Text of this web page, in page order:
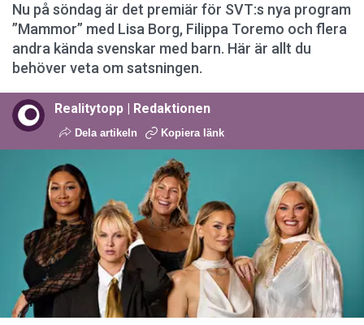
Nu på söndag är det premiär för SVT:s nya program
”Mammor” med Lisa Borg, Filippa Toremo och flera
andra kända svenskar med barn. Här är allt du
behöver veta om satsningen.
Realitytopp | Redaktionen
Dela artikeln Kopiera länk